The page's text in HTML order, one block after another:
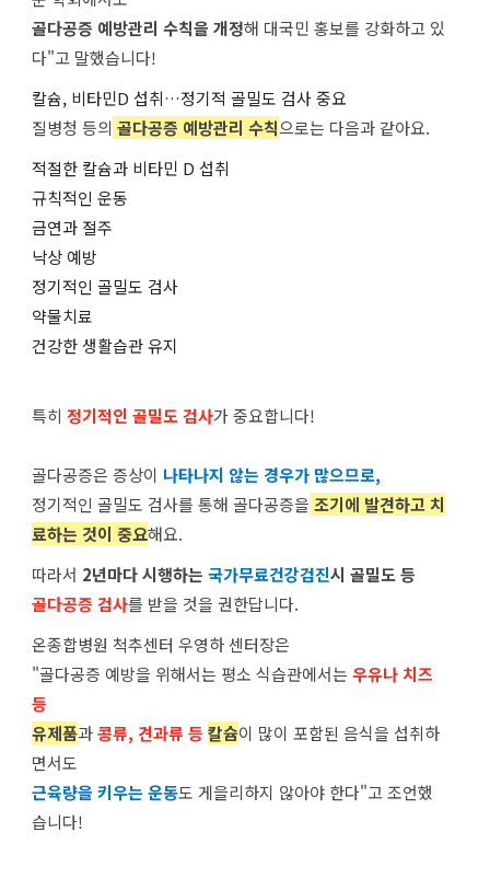
골다공증 예방관리 수칙을 개정해 대국민 홍보를 강화하고 있
다"고 말했습니다!
칼슘, 비타민D 섭취…정기적 골밀도 검사 중요
질병청 등의 골다공증 예방관리 수칙으로는 다음과 같아요.
적절한 칼슘과 비타민 D 섭취
규칙적인 운동
금연과 절주
낙상 예방
정기적인 골밀도 검사
약물치료
건강한 생활습관 유지
특히 정기적인 골밀도 검사가 중요합니다!
골다공증은 증상이 나타나지 않는 경우가 많으므로,
정기적인 골밀도 검사를 통해 골다공증을 조기에 발견하고 치
료하는 것이 중요해요.
따라서 2년마다 시행하는 국가무료건강검진시 골밀도 등
골다공증 검사를 받을 것을 권한답니다.
온종합병원 척추센터 우영하 센터장은
"골다공증 예방을 위해서는 평소 식습관에서는 우유나 치즈
등
유제품과콩류, 견과류 등 칼슘이 많이 포함된 음식을 섭취하
면서도
근육량을 키우는 운동도 게을리하지 않아야 한다"고 조언했
습니다!